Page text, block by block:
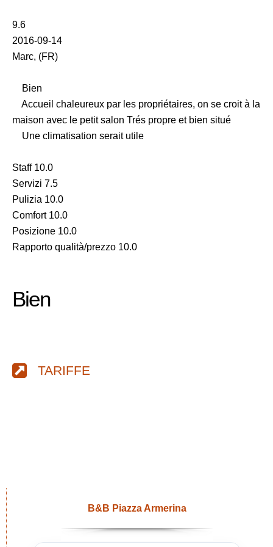
9.6
2016-09-14
Marc, (FR)
Bien
Accueil chaleureux par les propriétaires, on se croit à la
maison avec le petit salon Trés propre et bien situé
Une climatisation serait utile
Staff 10.0
Servizi 7.5
Pulizia 10.0
Comfort 10.0
Posizione 10.0
Rapporto qualità/prezzo 10.0
Bien
TARIFFE
B&B Piazza Armerina